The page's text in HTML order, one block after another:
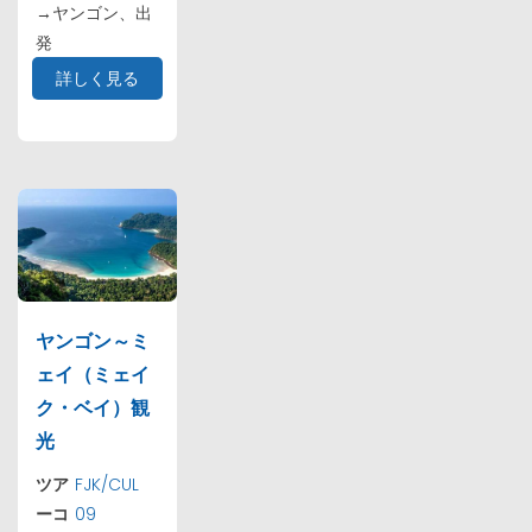
→ヤンゴン、出
発
詳しく見る
ヤンゴン～ミ
ェイ（ミェイ
ク・ベイ）観
光
ツア
ーコ
FJK/CUL
09